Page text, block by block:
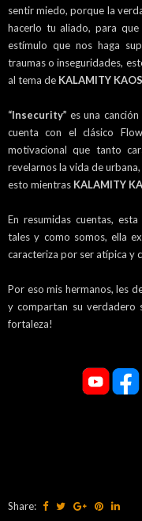
sentir miedo, porque la
hacerlo tu aliado, para
estímulo que nos haga
traumas o inseguridades,
al tema de KALAMITY KAOS
“Insecurity” es una
cuenta con el clásico
motivacional que tanto
revelarnos la vida de
esto mientras KALAMITY
En resumidas cuentas,
tales y como somos, ella
caracteriza por ser atípica y
Por eso mis hermanos, les
y compartan su verdadero
fortaleza!
Share: